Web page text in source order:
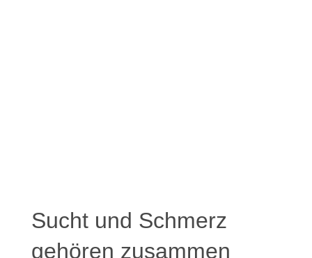
Sucht und Schmerz
gehören zusammen